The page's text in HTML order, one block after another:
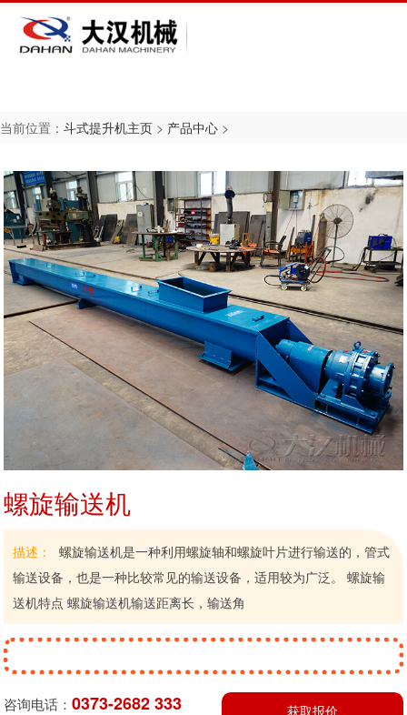
式斗式提升机
提升机
式提升机
带斗式提升机
品
伴
程
质
采
当前位置： 斗式提升机主页 > 产品中心 >
螺旋输送机
描述：
螺旋输送机是一种利用螺旋轴和螺旋叶片进行输送的，管式
输送设备，也是一种比较常见的输送设备，适用较为广泛。 螺旋输
送机特点 螺旋输送机输送距离长，输送角
咨询电话：0373-2682 333 获取报价